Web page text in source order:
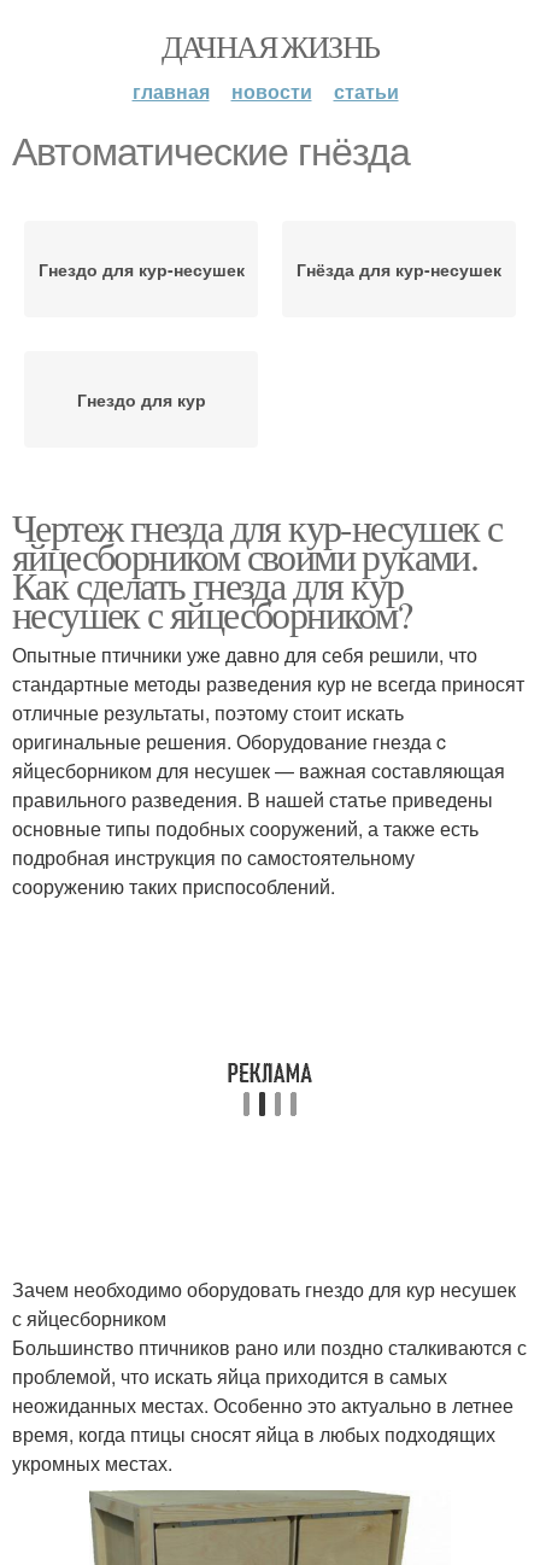
ДАЧНАЯ ЖИЗНЬ
главная новости статьи
Автоматические гнёзда
Гнездо для кур-несушек Гнёзда для кур-несушек
Гнездо для кур
Чертеж гнезда для кур-несушек с
яйцесборником своими руками.
Как сделать гнезда для кур
несушек с яйцесборником?
Опытные птичники уже давно для себя решили, что
стандартные методы разведения кур не всегда приносят
отличные результаты, поэтому стоит искать
оригинальные решения. Оборудование гнезда c
яйцесборником для несушек — важная составляющая
правильного разведения. В нашей статье приведены
основные типы подобных сооружений, а также есть
подробная инструкция по самостоятельному
сооружению таких приспособлений.
Зачем необходимо оборудовать гнездо для кур несушек
с яйцесборником
Большинство птичников рано или поздно сталкиваются с
проблемой, что искать яйца приходится в самых
неожиданных местах. Особенно это актуально в летнее
время, когда птицы сносят яйца в любых подходящих
укромных местах.